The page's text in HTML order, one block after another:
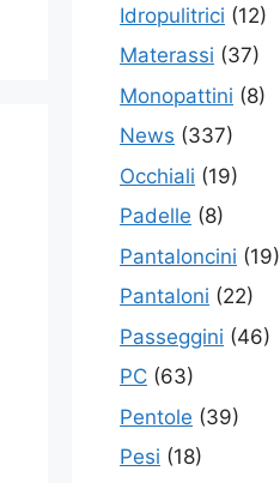
Idropulitrici (12)
Materassi (37)
Monopattini (8)
News (337)
Occhiali (19)
Padelle (8)
Pantaloncini (19)
Pantaloni (22)
Passeggini (46)
PC (63)
Pentole (39)
Pesi (18)